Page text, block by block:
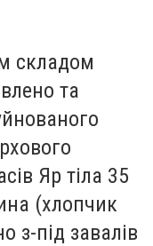
складом
та
Яр тіла 35
(хлопчик
з-під завалів